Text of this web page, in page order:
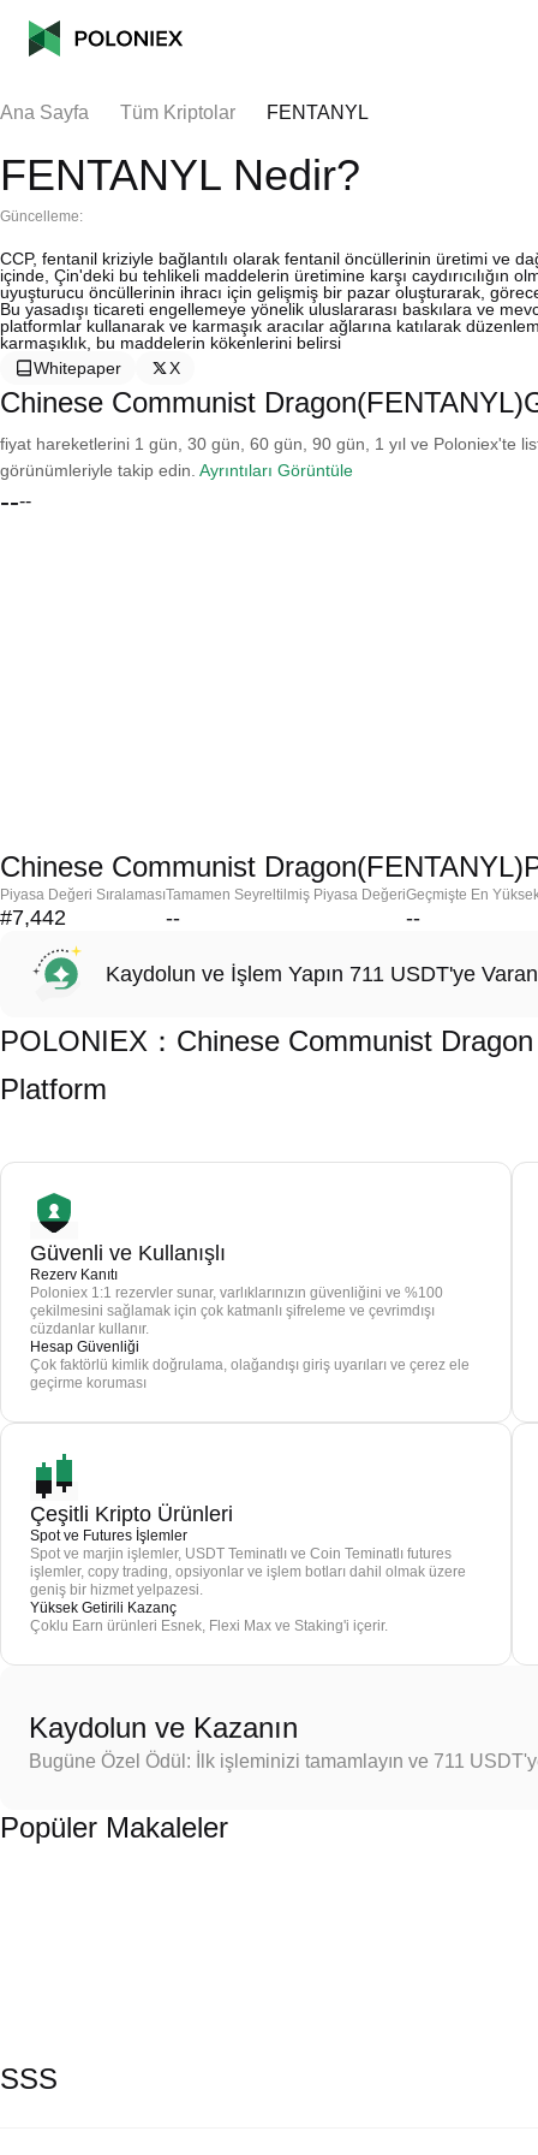
Ana Sayfa Tüm Kriptolar FENTANYL
FENTANYL Nedir?
Güncelleme:
CCP, fentanil kriziyle bağlantılı olarak fentanil öncüllerinin üretimi ve
içinde, Çin'deki bu tehlikeli maddelerin üretimine karşı caydırıcılığın
uyuşturucu öncüllerinin ihracı için gelişmiş bir pazar oluşturarak,
Bu yasadışı ticareti engellemeye yönelik uluslararası baskılara ve
platformlar kullanarak ve karmaşık aracılar ağlarına katılarak
karmaşıklık, bu maddelerin kökenlerini belirsi
Whitepaper
X
Chinese Communist
fiyat hareketlerini 1 gün, 30 gün, 60 gün, 90 gün, 1 yıl ve Poloniex'te
görünümleriyle takip edin. Ayrıntıları Görüntüle
----
Chinese Communist
Piyasa Değeri Sıralaması
#7,442
Tamamen Seyreltilmiş Piyasa Değeri
--
Geçmişte En
--
Kaydolun ve İşlem Yapın 711 USDT'ye
POLONIEX：Chinese Communist
Platform
Güvenli ve Kullanışlı
Rezerv Kanıtı
Poloniex 1:1 rezervler sunar, varlıklarınızın güvenliğini ve %100
çekilmesini sağlamak için çok katmanlı şifreleme ve çevrimdışı
cüzdanlar kullanır.
Hesap Güvenliği
Çok faktörlü kimlik doğrulama, olağandışı giriş uyarıları ve çerez ele
geçirme koruması
Çeşitli Kripto Ürünleri
Spot ve Futures İşlemler
Spot ve marjin işlemler, USDT Teminatlı ve Coin Teminatlı futures
işlemler, copy trading, opsiyonlar ve işlem botları dahil olmak üzere
geniş bir hizmet yelpazesi.
Yüksek Getirili Kazanç
Çoklu Earn ürünleri Esnek, Flexi Max ve Staking'i içerir.
Kaydolun ve Kazanın
Bugüne Özel Ödül: İlk işleminizi tamamlayın ve 711
Popüler Makaleler
SSS